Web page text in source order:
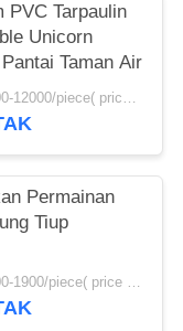
PVC Tarpaulin
Unicorn
Taman Air
USD9200-12000/piece( price just for reference, detailed prices need to be confirmed) MOQ:1pc
Permainan
Tiup
USD1500-1900/piece( price just for reference, detailed prices need to be confirmed) MOQ:1pc